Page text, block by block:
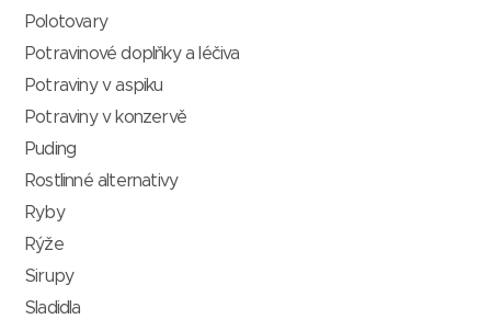
Polotovary
Potravinové doplňky a léčiva
Potraviny v aspiku
Potraviny v konzervě
Puding
Rostlinné alternativy
Ryby
Rýže
Sirupy
Sladidla